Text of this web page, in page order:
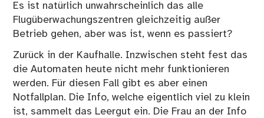
Es ist natürlich unwahrscheinlich das alle
Flugüberwachungszentren gleichzeitig außer
Betrieb gehen, aber was ist, wenn es passiert?
Zurück in der Kaufhalle. Inzwischen steht fest das
die Automaten heute nicht mehr funktionieren
werden. Für diesen Fall gibt es aber einen
Notfallplan. Die Info, welche eigentlich viel zu klein
ist, sammelt das Leergut ein. Die Frau an der Info